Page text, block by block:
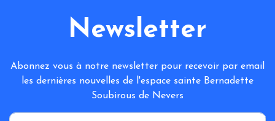
Newsletter
Abonnez vous à notre newsletter pour recevoir par email
les dernières nouvelles de l'espace sainte Bernadette
Soubirous de Nevers